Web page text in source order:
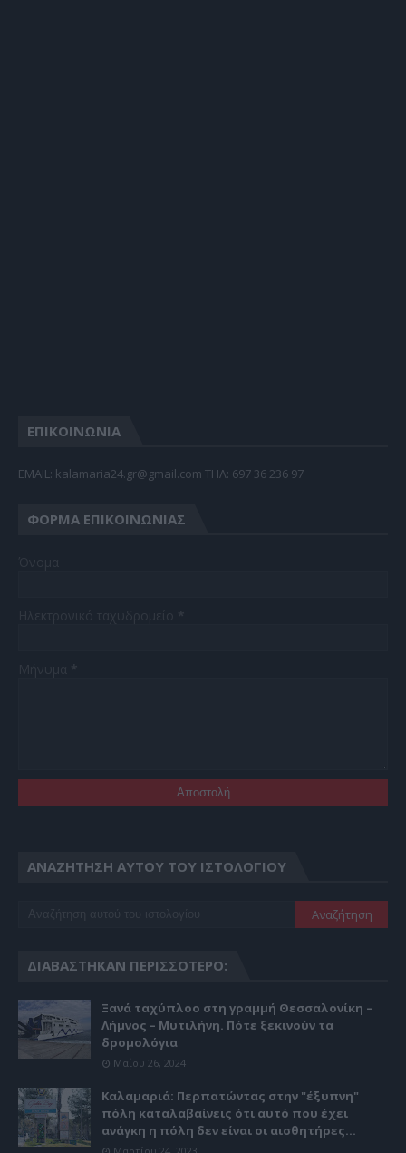
ΕΠΙΚΟΙΝΩΝΙΑ
EMAIL: kalamaria24.gr@gmail.com TΗΛ: 697 36 236 97
ΦΌΡΜΑ ΕΠΙΚΟΙΝΩΝΊΑΣ
ΑΝΑΖΉΤΗΣΗ ΑΥΤΟΎ ΤΟΥ ΙΣΤΟΛΟΓΊΟΥ
ΔΙΑΒΆΣΤΗΚΑΝ ΠΕΡΙΣΣΌΤΕΡΟ:
Ξανά ταχύπλοο στη γραμμή Θεσσαλονίκη –
Λήμνος – Μυτιλήνη. Πότε ξεκινούν τα
δρομολόγια
Μαΐου 26, 2024
Καλαμαριά: Περπατώντας στην "έξυπνη"
πόλη καταλαβαίνεις ότι αυτό που έχει
ανάγκη η πόλη δεν είναι οι αισθητήρες...